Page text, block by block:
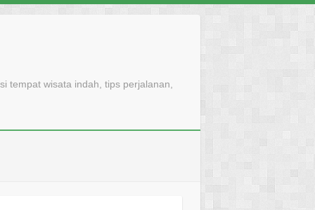
tempat wisata indah, tips perjalanan,